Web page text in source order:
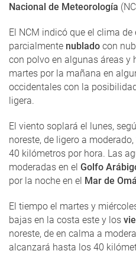
Nacional de Meteorología
El NCM indicó que el clima de
parcialmente nublado con
con polvo en algunas áreas y
martes por la mañana en
occidentales con la
ligera.
El viento soplará el lunes,
noreste, de ligero a
40 kilómetros por hora. Las
moderadas en el Golfo
por la noche en el Mar de
El tiempo el martes y
bajas en la costa este y los
noreste, de en calma a
alcanzará hasta los 40